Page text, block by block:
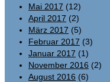
Mai 2017 (12)
April 2017 (2)
März 2017 (5)
Februar 2017 (3)
Januar 2017 (1)
November 2016 (2)
August 2016 (6)